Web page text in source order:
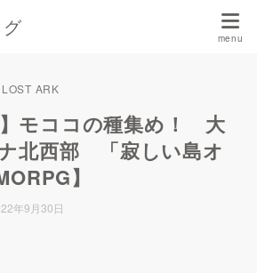
LOST ARK
】モココの種集め！ 大
北西部 「寂しい島オ
】
年9月30日